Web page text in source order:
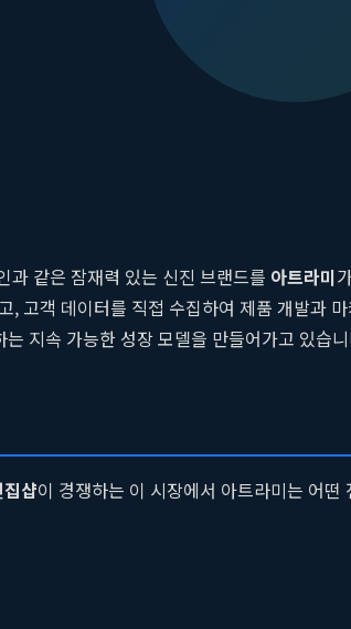
, 킴밍 규조토 발매트는 욕실뿐만 아니라 다
관리할 수 있습니다. 뚜누의 블로그와 SNS
같은 잠재력 있는 신진 브랜드를 아트라미
고객 데이터를 직접 수집하여 제품 개발과
지속 가능한 성장 모델을 만들어가고 있습
샵이 경쟁하는 이 시장에서 아트라미는 어떤